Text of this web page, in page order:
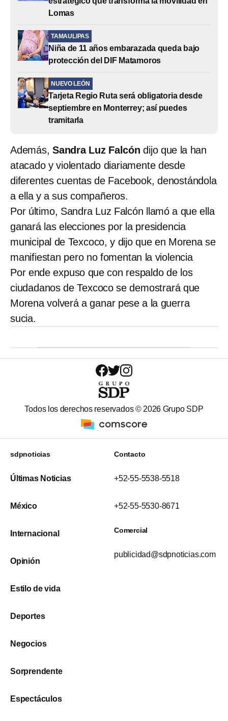
Lomas
TAMAULIPAS
Niña de 11 años embarazada queda bajo
protección del DIF Matamoros
NUEVO LEÓN
Tarjeta Regio Ruta será obligatoria desde
septiembre en Monterrey; así puedes
tramitarla
Además, Sandra Luz Falcón dijo que la han
atacado y violentado diariamente desde
diferentes cuentas de Facebook, denostándola
a ella y a sus compañeros.
Por último, Sandra Luz Falcón llamó a que ella
ganará las elecciones por la presidencia
municipal de Texcoco, y dijo que en Morena se
manifiestan pero no fomentan la violencia
Por ende expuso que con respaldo de los
ciudadanos de Texcoco se demostrará que
Morena volverá a ganar pese a la guerra
sucia.
Todos los derechos reservados © 2026 Grupo SDP
sdpnoticias
Últimas Noticias
México
Internacional
Opinión
Estilo de vida
Deportes
Negocios
Sorprendente
Espectáculos
Contacto
+52-55-5538-5518
+52-55-5530-8671
Comercial
publicidad@sdpnoticias.com